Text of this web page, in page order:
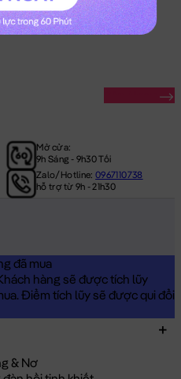
Mở cửa:
9h Sáng - 9h30 Tối
Zalo/Hotline:0967110738
hỗ trợ từ 9h - 21h30
đã mua
hàng sẽ được tích lũy
Điểm tích lũy sẽ được qui đổi
& Nơ